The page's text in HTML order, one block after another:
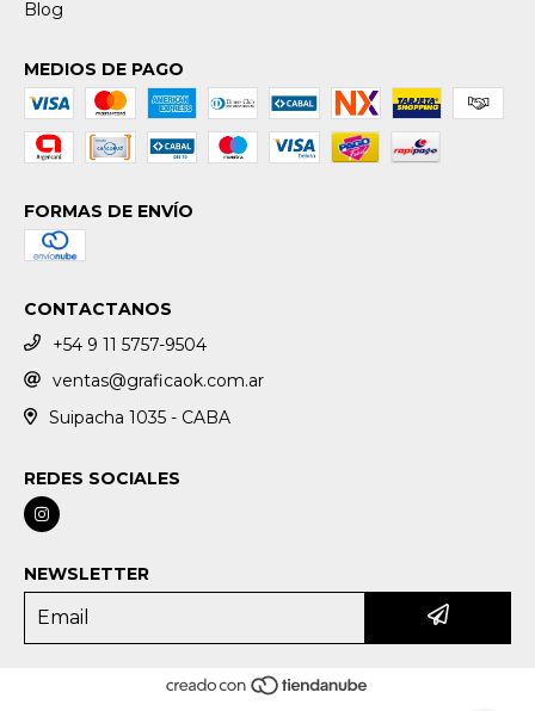
Blog
MEDIOS DE PAGO
FORMAS DE ENVÍO
CONTACTANOS
+54 9 11 5757-9504
ventas@graficaok.com.ar
Suipacha 1035 - CABA
REDES SOCIALES
NEWSLETTER